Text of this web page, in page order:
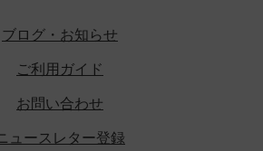
ブログ・お知らせ
ご利用ガイド
お問い合わせ
ュースレター登録